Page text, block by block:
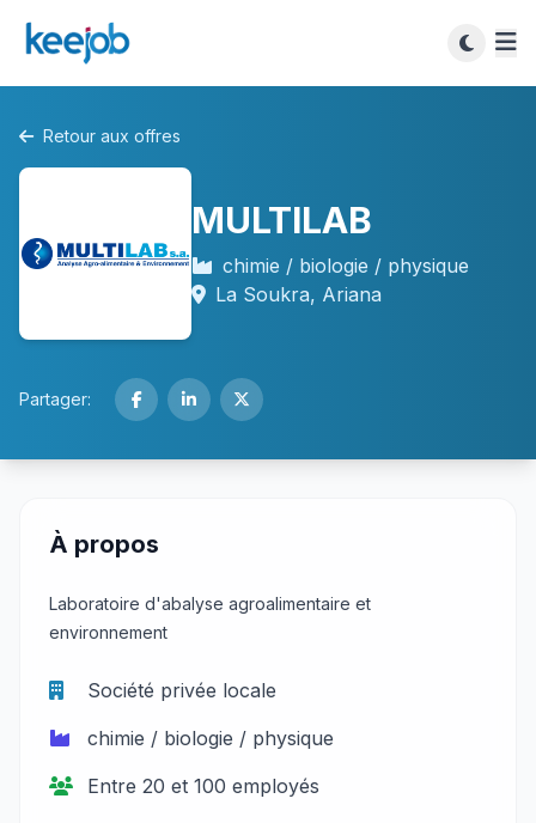
Retour aux offres
MULTILAB
chimie / biologie / physique
La Soukra, Ariana
Partager:
À propos
Laboratoire d'abalyse agroalimentaire et
environnement
Société privée locale
chimie / biologie / physique
Entre 20 et 100 employés